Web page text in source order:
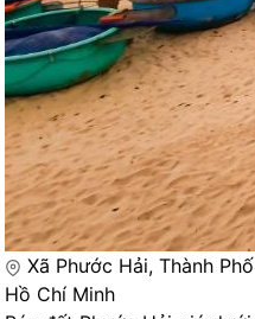
Xã Phước Hải, Thành Phố
Hồ Chí Minh